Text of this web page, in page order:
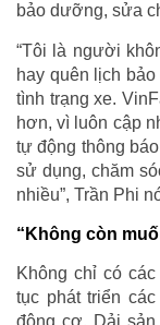
bảo dưỡng, sửa
“Tôi là người
hay quên lịch
tình trạng xe.
hơn, vì luôn cập
tự động thông
sử dụng, chăm
nhiều”, Trần Phi
“ Không còn
Không chỉ có
tục phát triển